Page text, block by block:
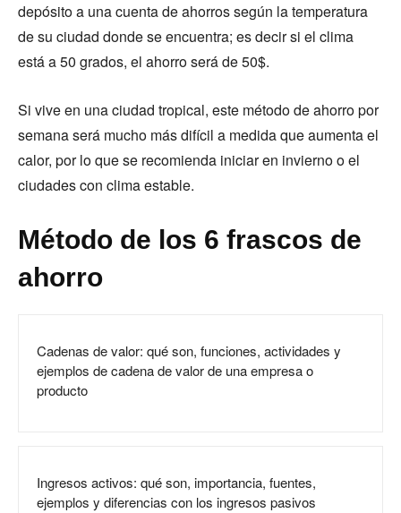
depósito a una cuenta de ahorros según la temperatura
de su ciudad donde se encuentra; es decir si el clima
está a 50 grados, el ahorro será de 50$.
Si vive en una ciudad tropical, este método de ahorro por
semana será mucho más difícil a medida que aumenta el
calor, por lo que se recomienda iniciar en invierno o el
ciudades con clima estable.
Método de los 6 frascos de
ahorro
Cadenas de valor: qué son, funciones, actividades y
ejemplos de cadena de valor de una empresa o
producto
Ingresos activos: qué son, importancia, fuentes,
ejemplos y diferencias con los ingresos pasivos